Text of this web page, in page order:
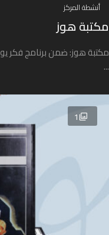
أنشطة المركز
مكتبة هوز
مكتبة هوز: ضمن برنامج فكر
...
1